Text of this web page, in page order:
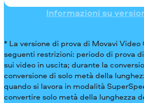
Informazioni su
* La versione di prova di Movavi Video
seguenti restrizioni: periodo di prova
sui video in uscita; durante la
conversione di solo metà della
quando si lavora in modalità
convertire solo metà della lunghezza